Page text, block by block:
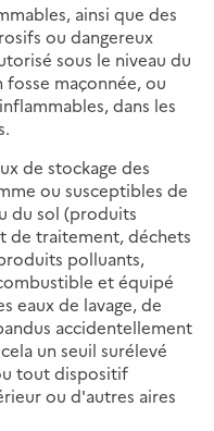
ainsi que des
ou dangereux
sous le niveau du
fosse maçonnée, ou
dans les
de stockage des
ou susceptibles de
du sol (produits
de traitement, déchets
polluants,
et équipé
eaux de lavage, de
accidentellement
un seuil surélevé
tout dispositif
ou d'autres aires